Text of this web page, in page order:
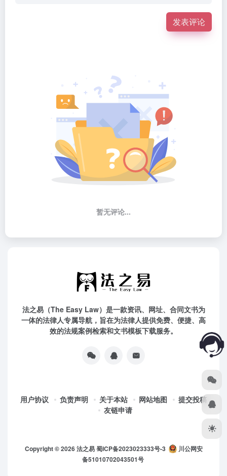
发表评论
暂无评论...
法之易（The Easy Law）是一款资讯、网址、合同文书为
一体的法律人专属导航，旨在为法律人提供免费、便捷、高
效的法规案例检索和文书模板下载服务。
用户协议 负责声明 关于本站 网站地图
提交投稿
友链申请
Copyright © 2026法之易蜀ICP备2023023333号-3
川公网安
备51010702043501号